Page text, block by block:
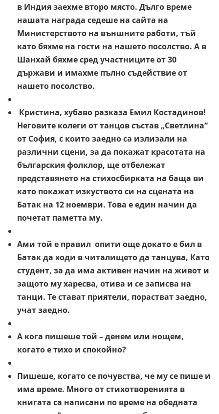
в Индия заехме второ място. Дълго време
нашата награда седеше на сайта на
Министерството на външните работи, тъй
като бяхме на гости на нашето посолство. А в
Шанхай бяхме сред участниците от 30
държави и имахме пълно съдействие от
нашето посолство.
Кристина, хубаво разказа Емил Костадинов!
Неговите колеги от танцов състав „Светлина“
от София, с които заедно са излизали на
различни сцени, за да покажат красотата на
българския фолклор, ще отбележат
представянето на стихосбирката на баща ви
като покажат изкуството си на сцената на
Батак на 12 ноември. Това е един начин да
почетат паметта му.
Ами той е правил опити още докато е бил в
Батак да ходи в читалището да танцува, Като
студент, за да има активен начин на живот и
защото му харесва, отива и се записва на
танци. Те стават приятели, порастват заедно,
учат заедно.
А кога пишеше той – денем или нощем,
когато е тихо и спокойно?
Пишеше, когато се почувства, че му се пише и
има време. Много от стихотворенията в
книгата са написани по време на обедната